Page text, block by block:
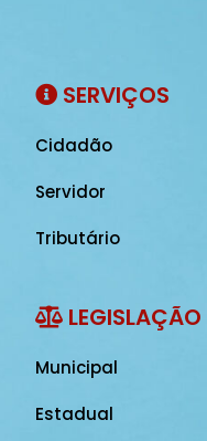
SERVIÇOS
Cidadão
Servidor
Tributário
LEGISLAÇÃO
Municipal
Estadual